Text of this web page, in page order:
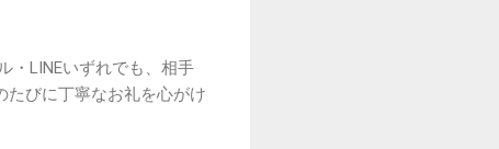
・LINEいずれでも、相手
たびに丁寧なお礼を心がけ